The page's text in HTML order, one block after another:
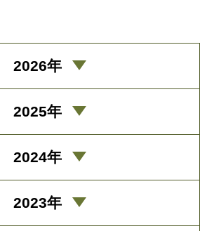
2026年
2025年
2024年
2023年